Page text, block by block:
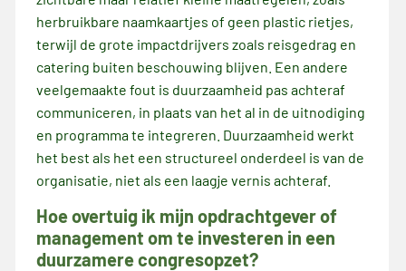
herbruikbare naamkaartjes of geen plastic rietjes,
terwijl de grote impactdrijvers zoals reisgedrag en
catering buiten beschouwing blijven. Een andere
veelgemaakte fout is duurzaamheid pas achteraf
communiceren, in plaats van het al in de uitnodiging
en programma te integreren. Duurzaamheid werkt
het best als het een structureel onderdeel is van de
organisatie, niet als een laagje vernis achteraf.
Hoe overtuig ik mijn opdrachtgever of
management om te investeren in een
duurzamere congresopzet?